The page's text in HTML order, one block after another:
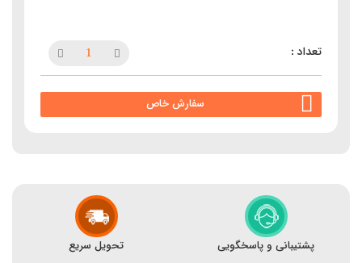
سفارش خاص
پشتیبانی و پاسخگویی تحویل سریع